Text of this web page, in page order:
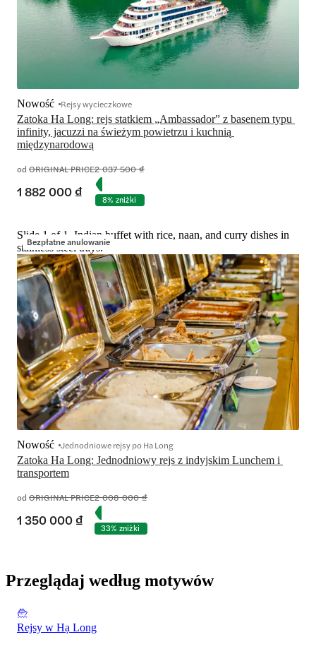
Zatoka Ha Long: rejs statkiem „Ambassador” z basenem typu
infinity, jacuzzi na świeżym powietrzu i kuchnią
międzynarodową
Nowość Rejsy wycieczkowe
od ORIGINAL PRICE2 037 500 ₫
1 882 000 ₫ 8% zniżki
Bezpłatne anulowanie
Slide 1 of 1, Indian buffet with rice, naan, and curry dishes in
stainless steel trays.
Zatoka Ha Long: Jednodniowy rejs z indyjskim Lunchem i
transportem
Nowość Jednodniowe rejsy po Ha Long
od ORIGINAL PRICE2 008 000 ₫
1 350 000 ₫ 33% zniżki
Przeglądaj według motywów
Rejsy w Hạ Long